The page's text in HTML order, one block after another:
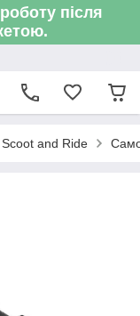
після
Scoot and Ride